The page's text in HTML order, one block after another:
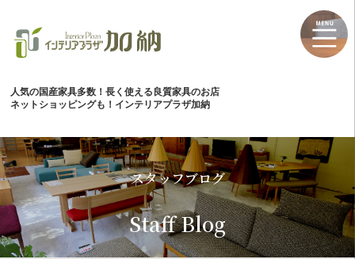
人気の国産家具多数！長く使える良質家具のお店
ネットショッピングも！インテリアプラザ加納
スタッフブログ
Staff Blog